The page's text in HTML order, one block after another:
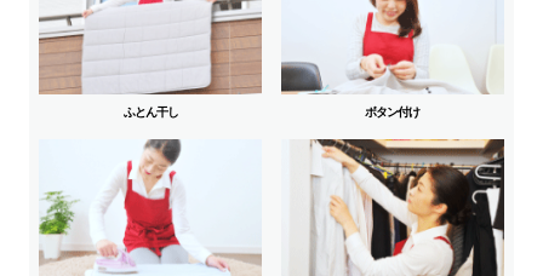
ふとん干し ボタン付け